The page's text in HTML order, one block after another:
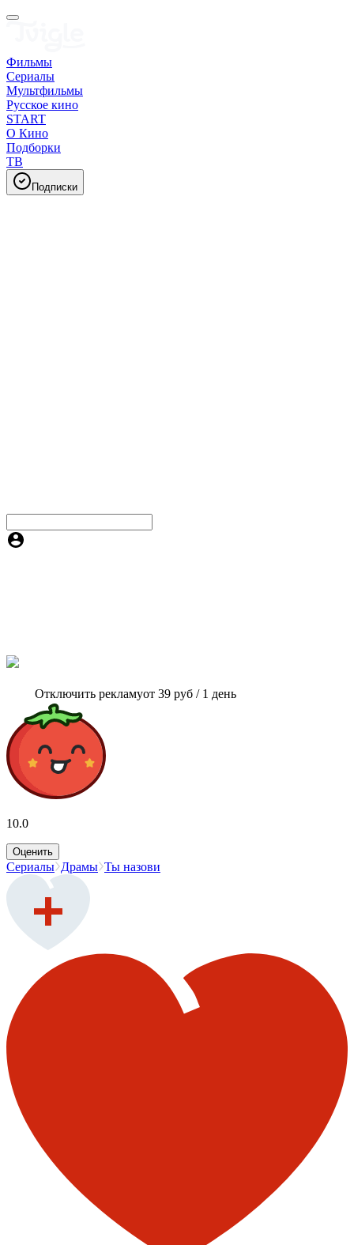
Фильмы
Сериалы
Мультфильмы
Русское кино
START
О Кино
Подборки
ТВ
Подписки
Отключить рекламуот 39 руб / 1 день
10.0
Оценить
Сериалы Драмы Ты назови